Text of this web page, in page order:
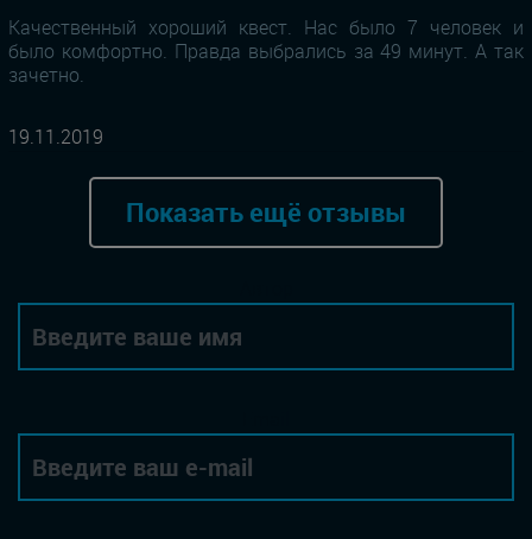
Качественный хороший квест. Нас было 7 человек и
было комфортно. Правда выбрались за 49 минут. А так
зачетно.
19.11.2019
Показать ещё отзывы